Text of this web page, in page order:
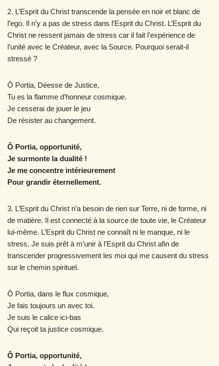
2. L’Esprit du Christ transcende la pensée en noir et blanc de
l’ego. Il n’y a pas de stress dans l’Esprit du Christ. L’Esprit du
Christ ne ressent jamais de stress car il fait l’expérience de
l’unité avec le Créateur, avec la Source. Pourquoi serait-il
stressé ?
Ô Portia, Déesse de Justice,
Tu es la flamme d’honneur cosmique.
Je cesserai de jouer le jeu
De résister au changement.
Ô Portia, opportunité,
Je surmonte la dualité !
Je me concentre intérieurement
Pour grandir éternellement.
3. L’Esprit du Christ n’a besoin de rien sur Terre, ni de forme, ni
de matière. Il est connecté à la source de toute vie, le Créateur
lui-même. L’Esprit du Christ ne connaît ni le manque, ni le
stress. Je suis prêt à m’unir à l’Esprit du Christ afin de
transcender progressivement les moi qui me causent du stress
sur le chemin spirituel.
Ô Portia, dans le flux cosmique,
Je fais toujours un avec toi.
Je suis le calice ici-bas
Qui reçoit ta justice cosmique.
Ô Portia, opportunité,